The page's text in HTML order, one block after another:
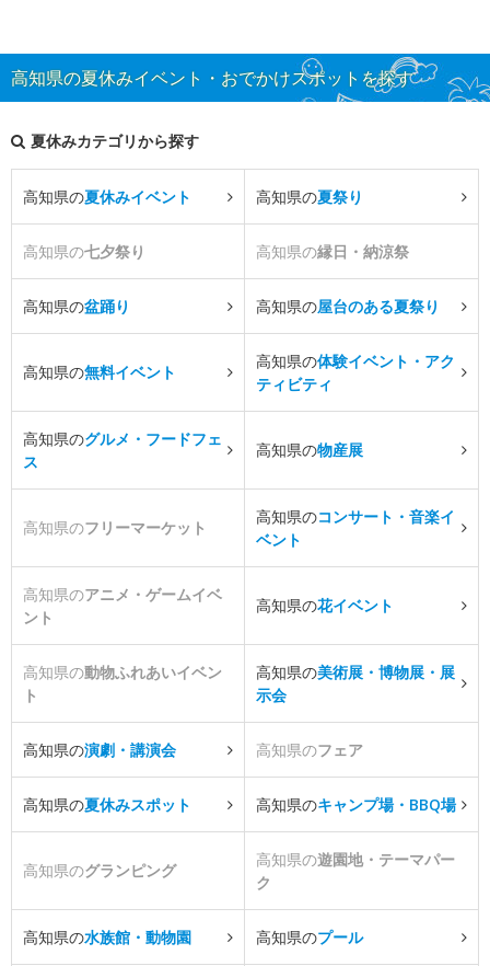
高知県の夏休みイベント・おでかけスポットを探す
夏休みカテゴリから探す
高知県の夏休みイベント 高知県の夏祭り
高知県の七夕祭り 高知県の縁日・納涼祭
高知県の盆踊り 高知県の屋台のある夏祭り
高知県の無料イベント
高知県の体験イベント・アク
ティビティ
高知県のグルメ・フードフェ
ス
高知県の物産展
高知県のフリーマーケット
高知県のコンサート・音楽イ
ベント
高知県のアニメ・ゲームイベ
ント
高知県の花イベント
高知県の動物ふれあいイベン
ト
高知県の美術展・博物展・展
示会
高知県の演劇・講演会 高知県のフェア
高知県の夏休みスポット 高知県のキャンプ場・BBQ場
高知県のグランピング
高知県の遊園地・テーマパー
ク
高知県の水族館・動物園 高知県のプール